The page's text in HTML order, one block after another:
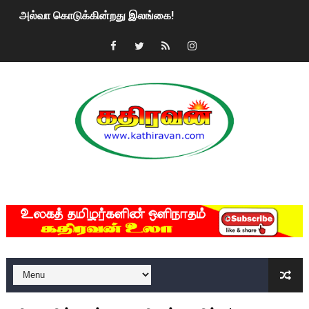
அல்வா கொடுக்கின்றது இலங்கை!
2ஆம் நாள் உக்ரைன் யுத்தம்!! எங்களைத் தனிமையில்
மகிந்த ராஜபக்சே பதவி விலக திட்டம்?
ரவுடி பேபிக்கு நடந்த தரமான சம்பவம்.. ஆபாச வீடியோக்களால்
குண்டை தூக்கிப்போட்ட ஆய்வு…. இந்தியாவின் “கோவிஷீல்டு”
யாழில் தமிழின தலைவர் பிரபாகரனின் பிறந்தநாளை
ஏர்போர்ட்டில் உதைத்த நபர் யார், என்ன நடந்தது?: உண்மையை
சீனா இலங்கையிடம் 8 மில்லியன் அமெரிக்க டொலர் நட்டஈடு